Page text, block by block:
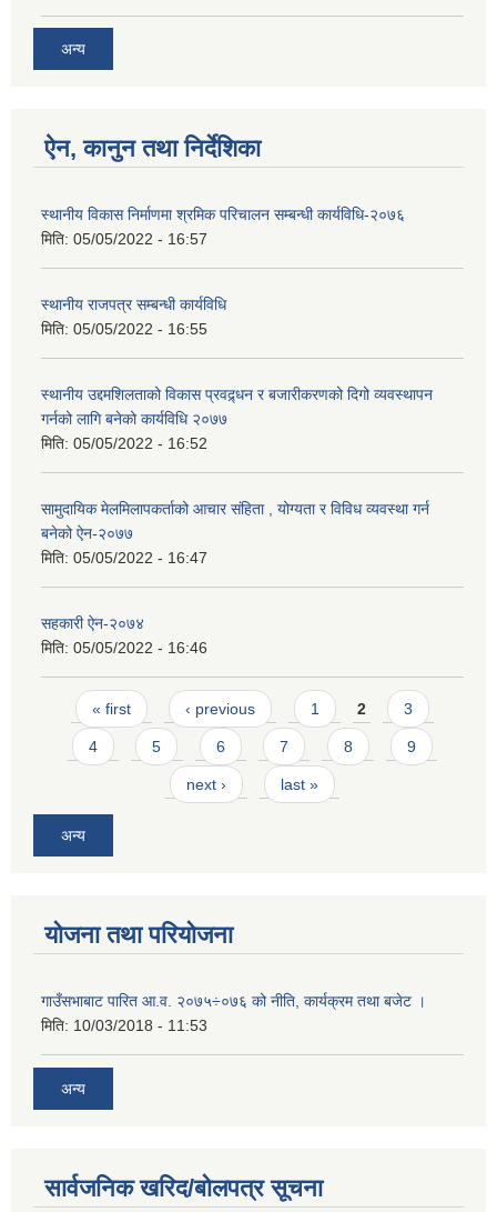
अन्य
ऐन, कानुन तथा निर्देशिका
स्थानीय विकास निर्माणमा श्रमिक परिचालन सम्बन्धी कार्यविधि-२०७६
मिति: 05/05/2022 - 16:57
स्थानीय राजपत्र सम्बन्धी कार्यविधि
मिति: 05/05/2022 - 16:55
स्थानीय उद्दमशिलताको विकास प्रवद्र्धन र बजारीकरणको दिगो व्यवस्थापन
गर्नको लागि बनेको कार्यविधि २०७७
मिति: 05/05/2022 - 16:52
सामुदायिक मेलमिलापकर्ताको आचार संहिता , योग्यता र विविध व्यवस्था गर्न
बनेको ऐन-२०७७
मिति: 05/05/2022 - 16:47
सहकारी ऐन-२०७४
मिति: 05/05/2022 - 16:46
Pages
« first ‹ previous 1 2 3
4 5 6 7 8 9
next › last »
अन्य
योजना तथा परियोजना
गाउँसभाबाट पारित आ.व. २०७५÷०७६ को नीति, कार्यक्रम तथा बजेट ।
मिति: 10/03/2018 - 11:53
अन्य
सार्वजनिक खरिद/बोलपत्र सूचना